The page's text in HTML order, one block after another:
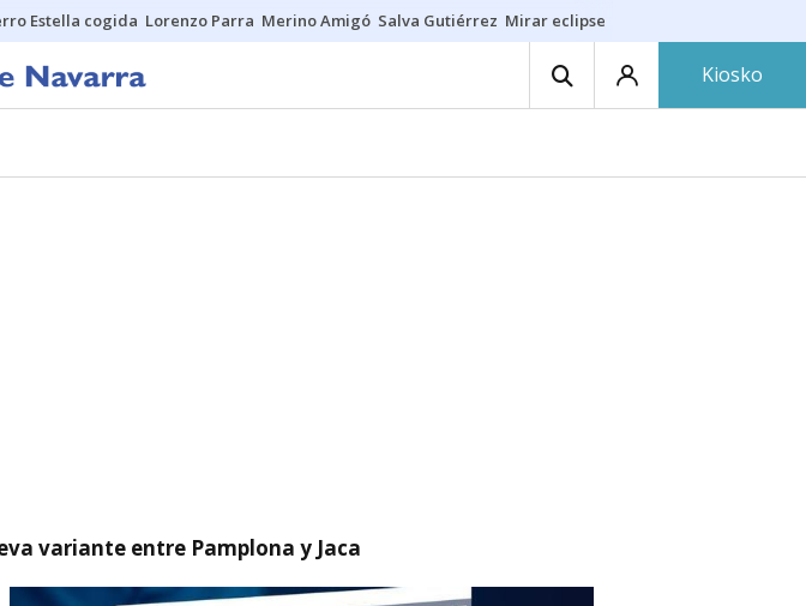
Estella cogida Lorenzo Parra Merino Amigó Salva Gutiérrez Mirar eclipse
Kiosko
variante entre Pamplona y Jaca